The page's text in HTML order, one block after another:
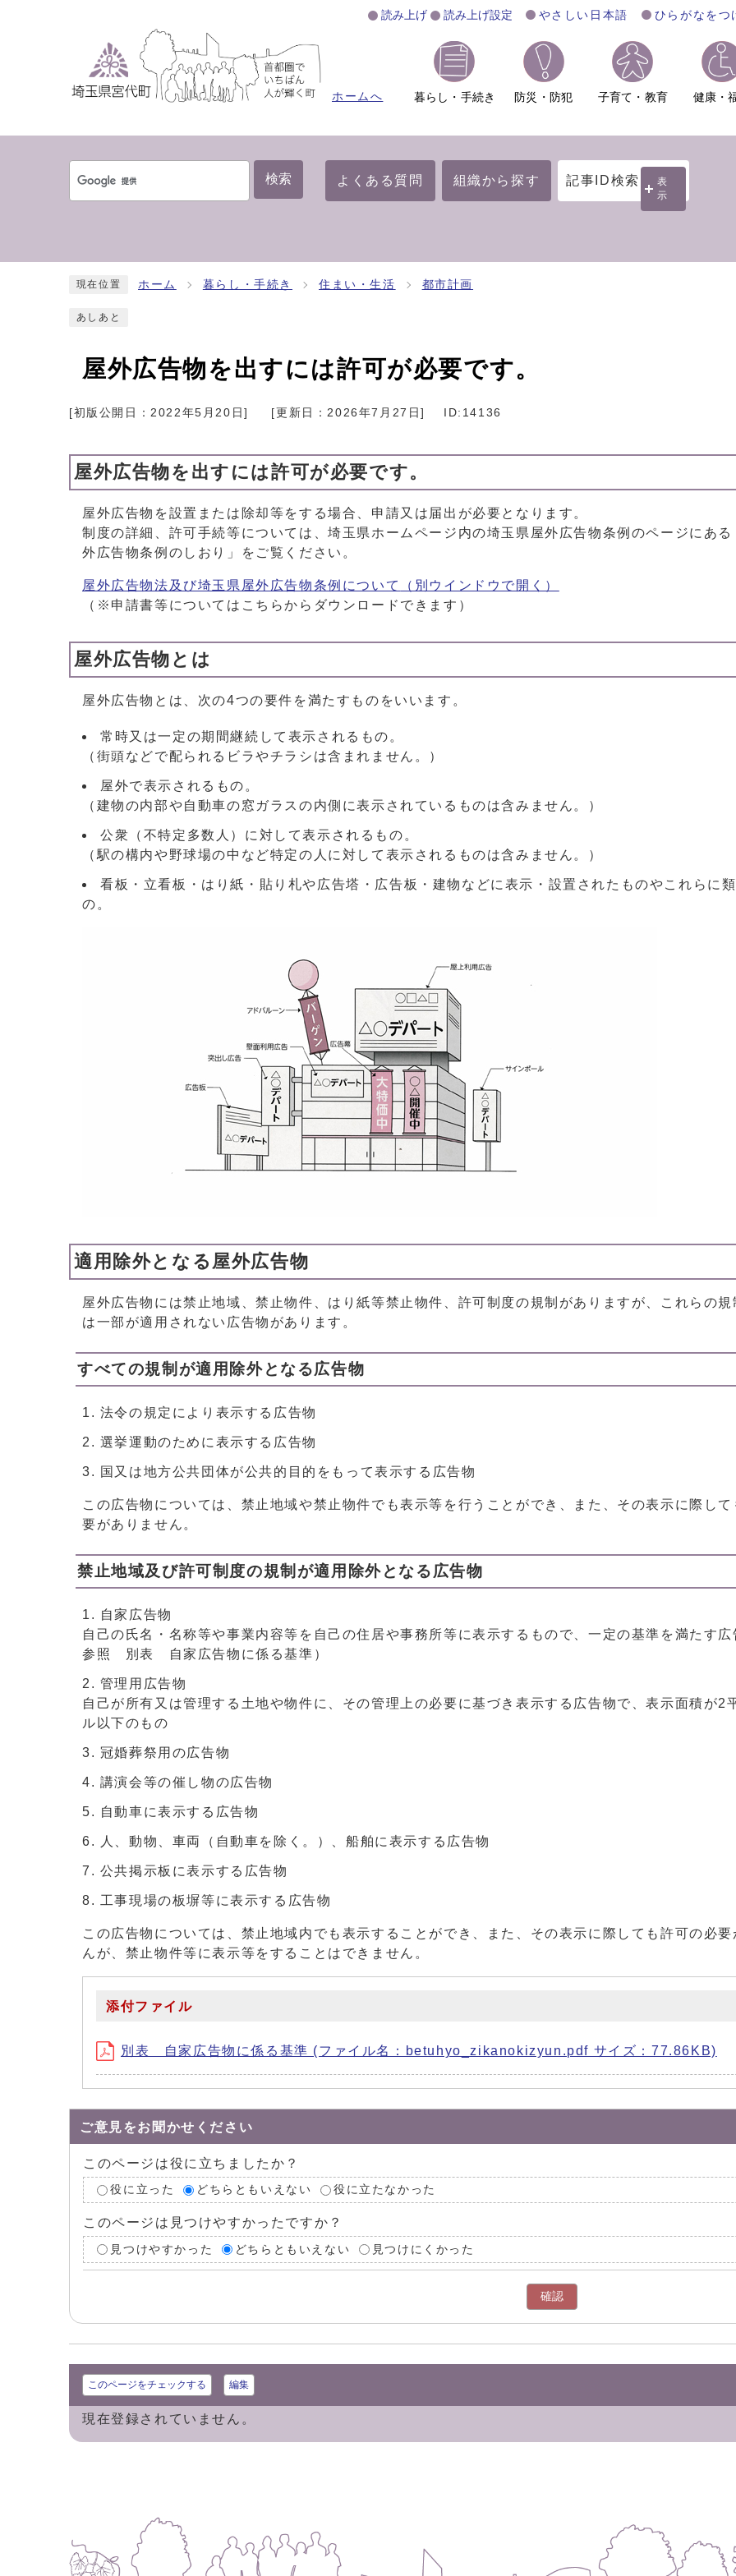
読み上げ 読み上げ設定 やさしい日本語 ひらがなをつ
ホームへ 暮らし・手続き 防災・防犯 子育て・教育 健康・
検索 よくある質問 組織から探す 記事ID検索
表
示
現在位置 ホーム 暮らし・手続き 住まい・生活 都市計画
あしあと
屋外広告物を出すには許可が必要です。
[初版公開日：2022年5月20日] [更新日：2026年7月27日] ID:14136
屋外広告物を出すには許可が必要です。
屋外広告物を設置または除却等をする場合、申請又は届出が必要となります。
制度の詳細、許可手続等については、埼玉県ホームページ内の埼玉県屋外広告物条例のページにあ
外広告物条例のしおり」をご覧ください。
屋外広告物法及び埼玉県屋外広告物条例について
（別ウインドウで開く）
（※申請書等についてはこちらからダウンロードできます）
屋外広告物とは
屋外広告物とは、次の4つの要件を満たすものをいいます。
常時又は一定の期間継続して表示されるもの。
（街頭などで配られるビラやチラシは含まれません。）
屋外で表示されるもの。
（建物の内部や自動車の窓ガラスの内側に表示されているものは含みません。）
公衆（不特定多数人）に対して表示されるもの。
（駅の構内や野球場の中など特定の人に対して表示されるものは含みません。）
看板・立看板・はり紙・貼り札や広告塔・広告板・建物などに表示・設置されたものやこれらに
の。
適用除外となる屋外広告物
屋外広告物には禁止地域、禁止物件、はり紙等禁止物件、許可制度の規制がありますが、これらの
は一部が適用されない広告物があります。
すべての規制が適用除外となる広告物
法令の規定により表示する広告物
選挙運動のために表示する広告物
国又は地方公共団体が公共的目的をもって表示する広告物
この広告物については、禁止地域や禁止物件でも表示等を行うことができ、また、その表示に際し
要がありません。
禁止地域及び許可制度の規制が適用除外となる広告物
自家広告物
自己の氏名・名称等や事業内容等を自己の住居や事務所等に表示するもので、一定の基準を満たす
参照 別表 自家広告物に係る基準）
管理用広告物
自己が所有又は管理する土地や物件に、その管理上の必要に基づき表示する広告物で、表示面積が2
ル以下のもの
冠婚葬祭用の広告物
講演会等の催し物の広告物
自動車に表示する広告物
人、動物、車両（自動車を除く。）、船舶に表示する広告物
公共掲示板に表示する広告物
工事現場の板塀等に表示する広告物
この広告物については、禁止地域内でも表示することができ、また、その表示に際しても許可の必
んが、禁止物件等に表示等をすることはできません。
添付ファイル
別表 自家広告物に係る基準 (ファイル名：betuhyo_zikanokizyun.pdf サイズ：77.86KB)
ご意見をお聞かせください
このページは役に立ちましたか？
役に立った どちらともいえない 役に立たなかった
このページは見つけやすかったですか？
見つけやすかった どちらともいえない 見つけにくかった
確認
このページをチェックする 編集
現在登録されていません。